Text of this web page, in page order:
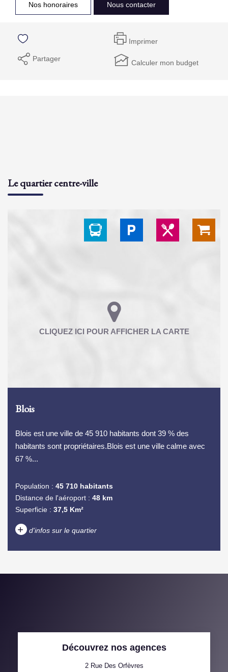
Nos honoraires Nous contacter
Imprimer
Partager Calculer mon budget
Le quartier centre-ville
Blois
Blois est une ville de 45 910 habitants dont 39 % des
habitants sont propriétaires.Blois est une ville calme avec
67 %...
Population : 45 710 habitants
Distance de l'aéroport : 48 km
Superficie : 37,5 Km²
+ d'infos sur le quartier
PART DES MÉNAGES SANS
VOITURE
Découvrez nos agences
2 Rue Des Orfèvres